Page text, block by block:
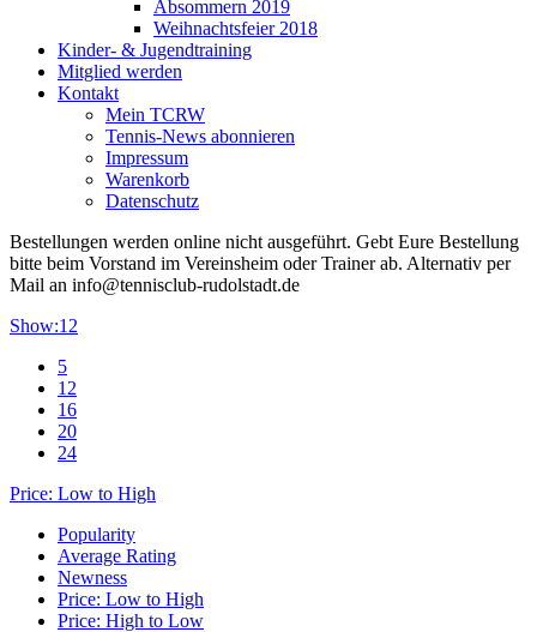
Absommern 2019
Weihnachtsfeier 2018
Kinder- & Jugendtraining
Mitglied werden
Kontakt
Mein TCRW
Tennis-News abonnieren
Impressum
Warenkorb
Datenschutz
Bestellungen werden online nicht ausgeführt. Gebt Eure Bestellung
bitte beim Vorstand im Vereinsheim oder Trainer ab. Alternativ per
Mail an info@tennisclub-rudolstadt.de
Show:12
5
12
16
20
24
Price: Low to High
Popularity
Average Rating
Newness
Price: Low to High
Price: High to Low